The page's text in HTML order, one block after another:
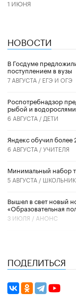
1 ИЮНЯ
НОВОСТИ
В Госдуме
поступлением в вузы
7 АВГУСТА / ЕГЭ И ОГЭ
Роспотребнадзор
рыбой и водорослями
6 АВГУСТА / ДЕТИ
​Яндекс обучил более
6 АВГУСТА /УЧИТЕЛЯ
Минимальный набор
5 АВГУСТА /
Вышел в свет новый
«Образовательная
3 ИЮЛЯ / АНОНС
ПОДЕЛИТЬСЯ